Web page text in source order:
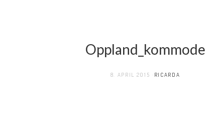
Oppland_kommode
8. APRIL 2015 RICARDA